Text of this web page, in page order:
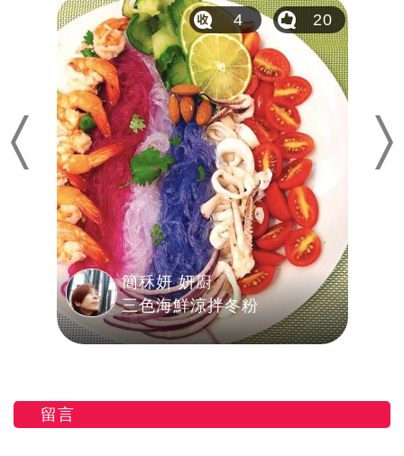
Previous
簡秝妍 妍廚
三色海鮮涼拌冬粉
4 20
Next
留言